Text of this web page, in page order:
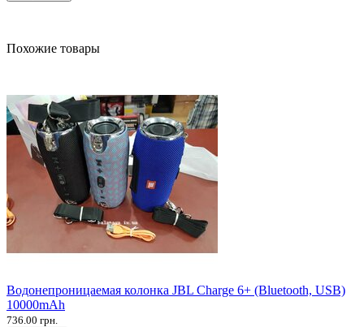
Похожие товары
Водонепроницаемая колонка JBL Charge 6+ (Bluetooth, USB)
10000mAh
736.00 грн.